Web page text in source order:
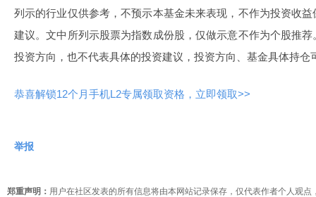
列示的行业仅供参考，不预示本基金未来表现，不作为投资收
建议。文中所列示股票为指数成份股，仅做示意不作为个股推
投资方向，也不代表具体的投资建议，投资方向、基金具体持仓
恭喜解锁12个月手机L2专属领取资格，立即领取>>
举报
郑重声明： 用户在社区发表的所有信息将由本网站记录保存，仅代表作者个人观